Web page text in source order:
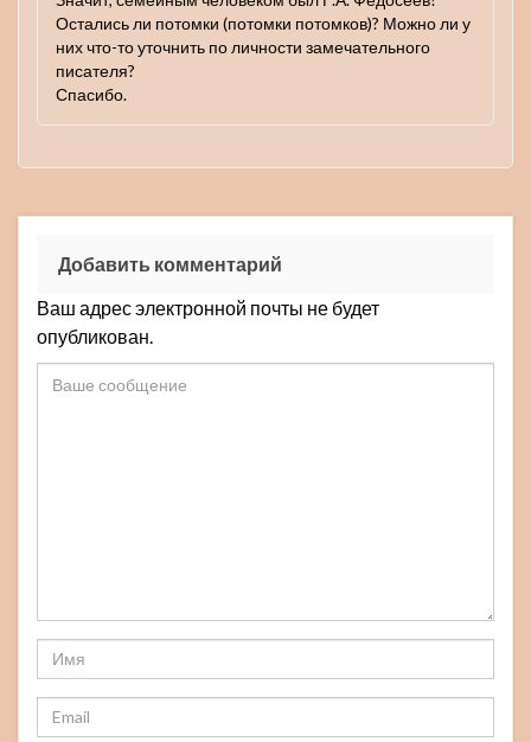
Остались ли потомки (потомки потомков)? Можно ли у
них что-то уточнить по личности замечательного
писателя?
Спасибо.
Добавить комментарий
Ваш адрес электронной почты не будет
опубликован.